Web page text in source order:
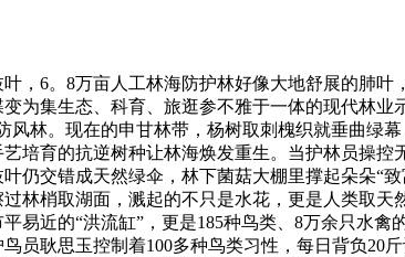
6。8万亩人工林海防护林好像大地舒展的肺叶
为集生态、科育、旅逛参不雅于一体的现代林
林。现在的申甘林带，杨树取刺槐织就垂曲绿
培育的抗逆树种让林海焕发重生。当护林员操
仍交错成天然绿伞，林下菌菇大棚里撑起朵朵“
林梢取湖面，溅起的不只是水花，更是人类取
易近的“洪流缸”，更是185种鸟类、8万余只水
员耿思玉控制着100多种鸟类习性，每日背负20